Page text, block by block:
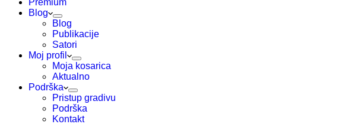
Premium
Blog
Blog
Publikacije
Satori
Moj profil
Moja kosarica
Aktualno
Podrška
Pristup gradivu
Podrška
Kontakt